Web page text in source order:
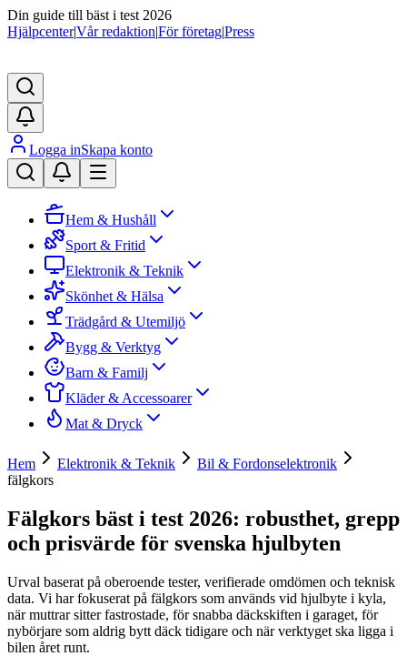
Din guide till bäst i test 2026
Hjälpcenter|Vår redaktion|För företag|Press
Logga inSkapa konto
Hem & Hushåll
Sport & Fritid
Elektronik & Teknik
Skönhet & Hälsa
Trädgård & Utemiljö
Bygg & Verktyg
Barn & Familj
Kläder & Accessoarer
Mat & Dryck
Hem Elektronik & Teknik
Bil & Fordonselektronik
fälgkors
Fälgkors bäst i test 2026: robusthet, grepp
och prisvärde för svenska hjulbyten
Urval baserat på oberoende tester, verifierade omdömen och teknisk
data. Vi har fokuserat på fälgkors som används vid hjulbyte i kyla,
när muttrar sitter fastrostade, för snabba däckskiften i garaget, för
nybörjare som aldrig bytt däck tidigare och när verktyget ska ligga i
bilen året runt.